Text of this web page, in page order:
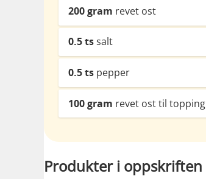
200gram revet ost
0.5tssalt
0.5ts pepper
100gram revet ost til topping
Produkter i oppskriften